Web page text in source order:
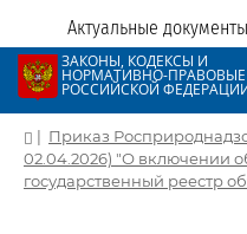
Актуальные
ЗАКОНЫ, КОДЕКСЫ И
НОРМАТИВНО-ПРАВОВЫЕ
РОССИЙСКОЙ
| Приказ
02.04.2026) "О включении
государственный реестр